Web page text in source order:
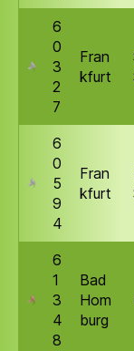
6
0
3
2
7
Fran
kfurt
6
0
5
9
4
Fran
kfurt
6
1
3
4
8
Bad
Hom
burg